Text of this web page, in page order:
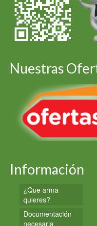
Nuestras
Información
¿Que arma
quieres?
Documentación
necesaria